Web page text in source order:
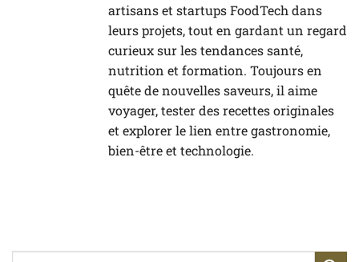
artisans et startups FoodTech dans
leurs projets, tout en gardant un regard
curieux sur les tendances santé,
nutrition et formation. Toujours en
quête de nouvelles saveurs, il aime
voyager, tester des recettes originales
et explorer le lien entre gastronomie,
bien-être et technologie.